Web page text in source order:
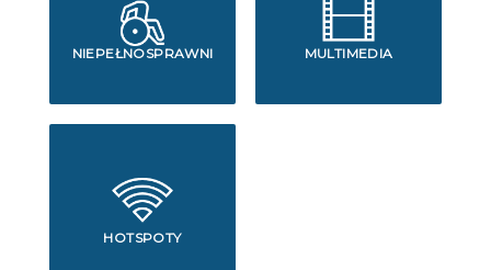
NIEPEŁNOSPRAWNI MULTIMEDIA
HOTSPOTY